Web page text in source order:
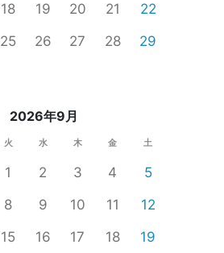
18 19 20 21
22
25 26 27 28
29
2026年9月
火 水 木 金 土
1 2 3 4
5
8 9 10 11
12
15 16 17 18
19